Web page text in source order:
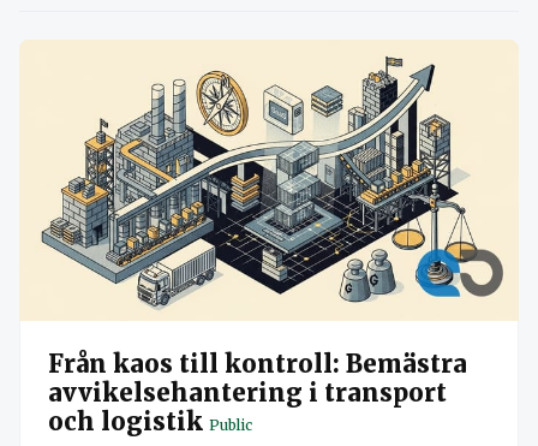
Från kaos till kontroll: Bemästra
avvikelsehantering i transport
och logistik Public